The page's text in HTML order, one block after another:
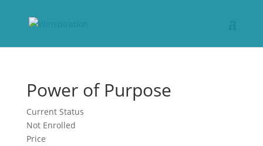
Power of Purpose
Current Status
Not Enrolled
Price